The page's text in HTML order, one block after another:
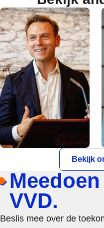
Bekijk
VVD.
Beslis mee over de